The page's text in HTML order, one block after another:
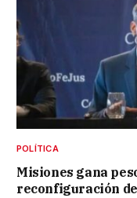
POLÍTICA
Misiones gana
reconfiguración